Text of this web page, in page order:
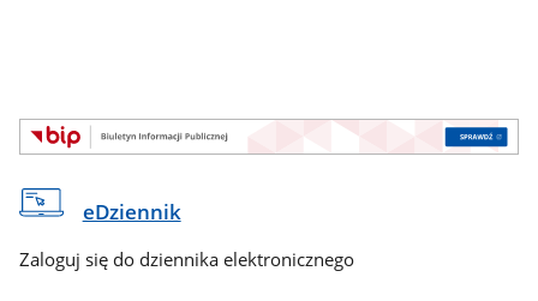
eDziennik
Zaloguj się do dziennika elektronicznego